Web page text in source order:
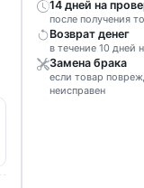
14 дней на
после получения
Возврат денег
в течение 10 дней
Замена брака
если товар
неисправен